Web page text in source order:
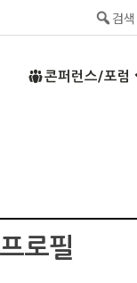
검색
콘퍼런스/포럼
프로필